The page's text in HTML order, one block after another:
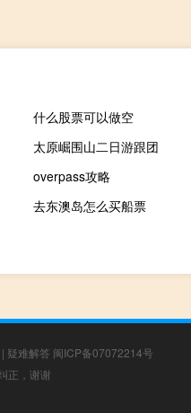
什么股票可以做空
太原崛围山二日游跟团
overpass攻略
去东澳岛怎么买船票
| 疑难解答 闽ICP备07072214号
正，谢谢